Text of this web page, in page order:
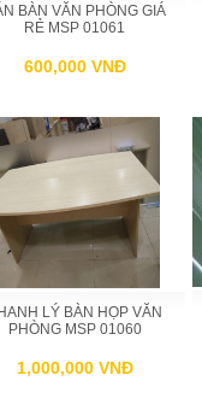
BÀN VĂN PHÒNG GIÁ
RẺ MSP 01061
600,000 VNĐ
LÝ BÀN HỌP VĂN
PHÒNG MSP 01060
1,000,000 VNĐ